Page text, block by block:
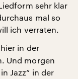
sehr klar
mal so
ich verraten.
in der
Und morgen
Jazz“ in der